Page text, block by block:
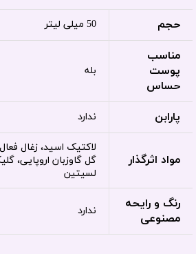
حجم 50 میلی لیتر
مناسب
پوست
حساس
بله
پارابن ندارد
مواد اثرگذار
لاکتیک اسید، زغال
گل گاوزبان اروپایی،
لسیتین
رنگ و رایحه
مصنوعی
ندارد